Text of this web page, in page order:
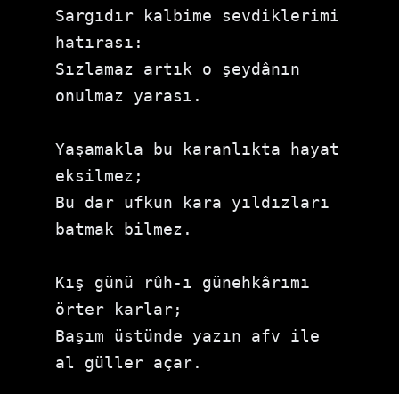
Sargıdır kalbime sevdiklerimi
hatırası:
Sızlamaz artık o şeydânın
onulmaz yarası.
Yaşamakla bu karanlıkta hayat
eksilmez;
Bu dar ufkun kara yıldızları
batmak bilmez.
Kış günü rûh-ı günehkârımı
örter karlar;
Başım üstünde yazın afv ile
al güller açar.